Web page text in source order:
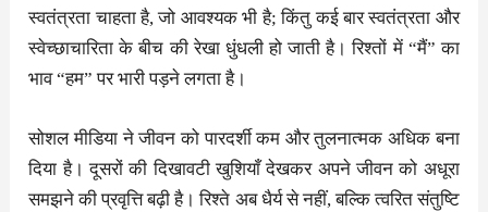
स्वतंत्रता चाहता है, जो आवश्यक भी है; किंतु कई बार स्वतंत्रता और
स्वेच्छाचारिता के बीच की रेखा धुंधली हो जाती है। रिश्तों में “मैं” का
भाव “हम” पर भारी पड़ने लगता है।
सोशल मीडिया ने जीवन को पारदर्शी कम और तुलनात्मक अधिक बना
दिया है। दूसरों की दिखावटी खुशियाँ देखकर अपने जीवन को अधूरा
समझने की प्रवृत्ति बढ़ी है। रिश्ते अब धैर्य से नहीं, बल्कि त्वरित संतुष्टि